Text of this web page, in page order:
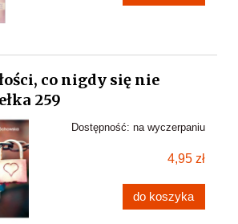
co nigdy się nie
259
Dostępność: na wyczerpaniu
4,95 zł
do koszyka